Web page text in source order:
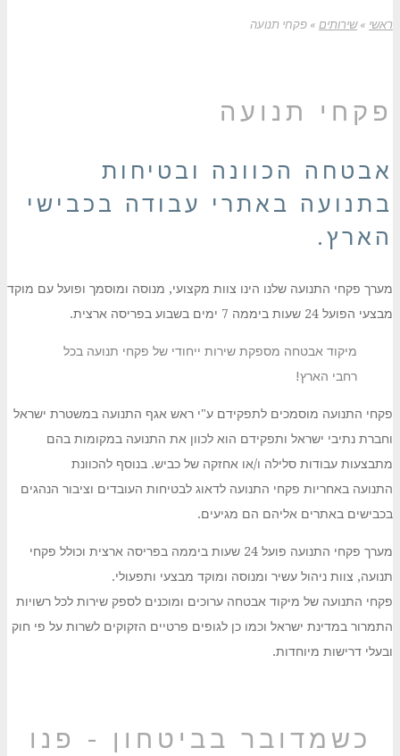
ראשי » שירותים » פקחי תנועה
פקחי תנועה
אבטחה הכוונה ובטיחות
בתנועה באתרי עבודה בכבישי
הארץ.
מערך פקחי התנועה שלנו הינו צוות מקצועי, מנוסה ומוסמך ופועל עם מוקד
מבצעי הפועל 24 שעות ביממה 7 ימים בשבוע בפריסה ארצית.
מיקוד אבטחה מספקת שירות ייחודי של פקחי תנועה בכל
רחבי הארץ!
פקחי התנועה מוסמכים לתפקידם ע"י ראש אגף התנועה במשטרת ישראל
וחברת נתיבי ישראל ותפקידם הוא לכוון את התנועה במקומות בהם
מתבצעות עבודות סלילה ו/או אחזקה של כביש. בנוסף להכוונת
התנועה באחריות פקחי התנועה לדאוג לבטיחות העובדים וציבור הנהגים
בכבישים באתרים אליהם הם מגיעים.
מערך פקחי התנועה פועל 24 שעות ביממה בפריסה ארצית וכולל פקחי
תנועה, צוות ניהול עשיר ומנוסה ומוקד מבצעי ותפעולי.
פקחי התנועה של מיקוד אבטחה ערוכים ומוכנים לספק שירות לכל רשויות
התמרור במדינת ישראל וכמו כן לגופים פרטיים הזקוקים לשרות על פי חוק
ובעלי דרישות מיוחדות.
כשמדובר בביטחון - פנו